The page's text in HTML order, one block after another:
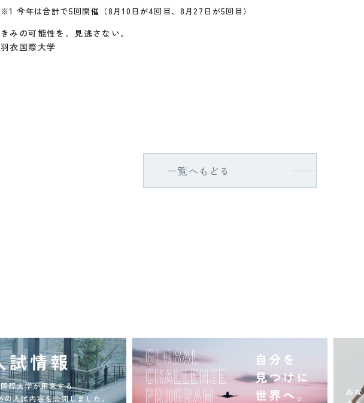
※1 今年は合計で5回開催（8月10日が4回目、8月27日が5回目）
きみの可能性を、見逃さない。
羽衣国際大学
一覧へもどる